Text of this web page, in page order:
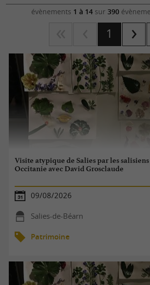
évènements 1 à 14sur 390
1
Visite atypique de Salies par les
Occitanie avec David Grosclaude
09/08/2026
Salies-de-Béarn
Patrimoine